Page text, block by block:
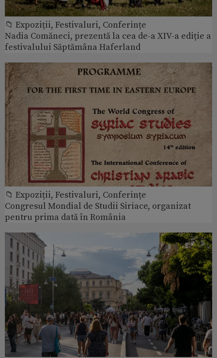
📁 Expoziţii, Festivaluri, Conferințe
Nadia Comăneci, prezentă la cea de-a XIV-a ediție a
festivalului Săptămâna Haferland
📁 Expoziţii, Festivaluri, Conferințe
Congresul Mondial de Studii Siriace, organizat
pentru prima dată în România